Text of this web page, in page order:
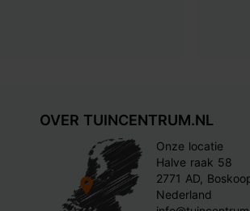
OVER TUINCENTRUM.NL
Onze locatie
Halve raak 58
2771 AD,
Nederland